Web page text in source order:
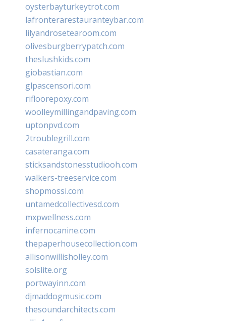
oysterbayturkeytrot.com
lafronterarestauranteybar.com
lilyandrosetearoom.com
olivesburgberrypatch.com
theslushkids.com
giobastian.com
glpascensori.com
rifloorepoxy.com
woolleymillingandpaving.com
uptonpvd.com
2troublegrill.com
casateranga.com
sticksandstonesstudiooh.com
walkers-treeservice.com
shopmossi.com
untamedcollectivesd.com
mxpwellness.com
infernocanine.com
thepaperhousecollection.com
allisonwillisholley.com
solslite.org
portwayinn.com
djmaddogmusic.com
thesoundarchitects.com